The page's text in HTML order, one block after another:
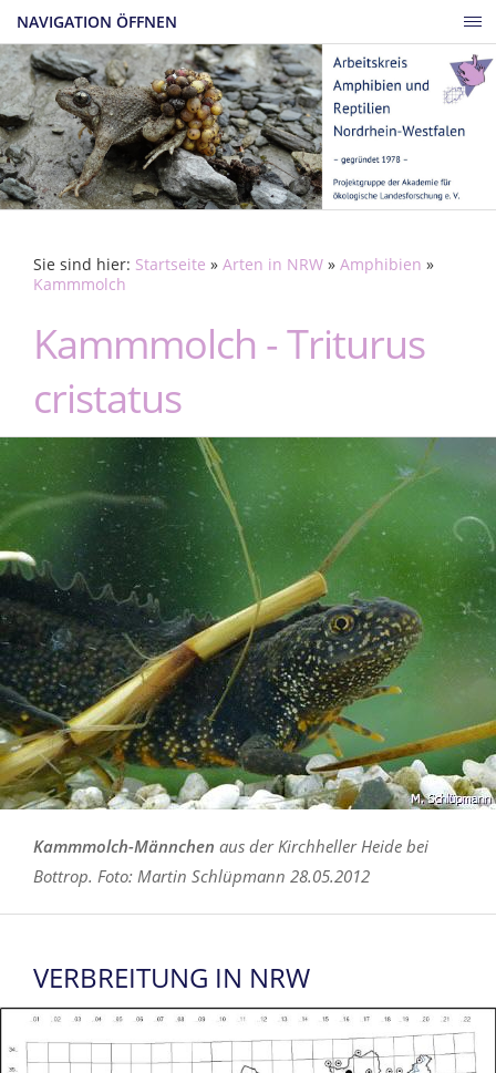
NAVIGATION ÖFFNEN
Sie sind hier: Startseite » Arten in NRW » Amphibien »
Kammmolch
Kammmolch - Triturus
cristatus
Kammmolch-Männchen aus der Kirchheller Heide bei
Bottrop. Foto: Martin Schlüpmann 28.05.2012
VERBREITUNG IN NRW